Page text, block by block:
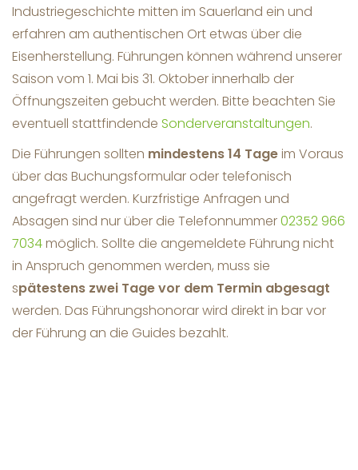
Industriegeschichte mitten im Sauerland ein und
erfahren am authentischen Ort etwas über die
Eisenherstellung. Führungen können während unserer
Saison vom 1. Mai bis 31. Oktober innerhalb der
Öffnungszeiten gebucht werden. Bitte beachten Sie
eventuell stattfindende Sonderveranstaltungen.
Die Führungen sollten mindestens 14 Tageim Voraus
über das Buchungsformular oder telefonisch
angefragt werden. Kurzfristige Anfragen und
Absagen sind nur über die Telefonnummer02352 966
7034möglich. Sollte die angemeldete Führung nicht
in Anspruch genommen werden, muss sie
spätestens zwei Tage vor dem Termin abgesagt
werden. Das Führungshonorar wird direkt in bar vor
der Führung an die Guides bezahlt.